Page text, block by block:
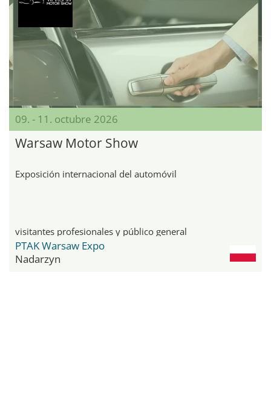
09. - 11. octubre 2026
Warsaw Motor Show
Exposición internacional del automóvil
visitantes profesionales y público general
PTAK Warsaw Expo
Nadarzyn